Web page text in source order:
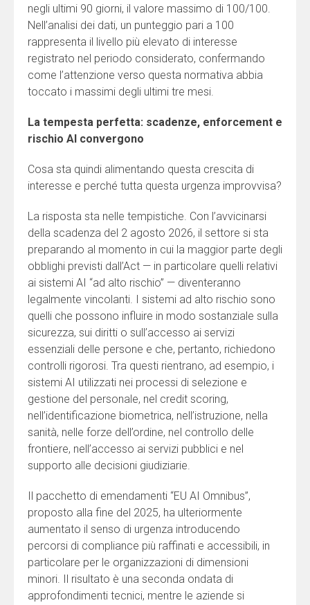
negli ultimi 90 giorni, il valore massimo di 100/100.
Nell’analisi dei dati, un punteggio pari a 100
rappresenta il livello più elevato di interesse
registrato nel periodo considerato, confermando
come l’attenzione verso questa normativa abbia
toccato i massimi degli ultimi tre mesi.
La tempesta perfetta: scadenze, enforcement e
rischio AI convergono
Cosa sta quindi alimentando questa crescita di
interesse e perché tutta questa urgenza improvvisa?
La risposta sta nelle tempistiche. Con l’avvicinarsi
della scadenza del 2 agosto 2026, il settore si sta
preparando al momento in cui la maggior parte degli
obblighi previsti dall’Act — in particolare quelli relativi
ai sistemi AI “ad alto rischio” — diventeranno
legalmente vincolanti. I sistemi ad alto rischio sono
quelli che possono influire in modo sostanziale sulla
sicurezza, sui diritti o sull’accesso ai servizi
essenziali delle persone e che, pertanto, richiedono
controlli rigorosi. Tra questi rientrano, ad esempio, i
sistemi AI utilizzati nei processi di selezione e
gestione del personale, nel credit scoring,
nell’identificazione biometrica, nell’istruzione, nella
sanità, nelle forze dell’ordine, nel controllo delle
frontiere, nell’accesso ai servizi pubblici e nel
supporto alle decisioni giudiziarie.
Il pacchetto di emendamenti “EU AI Omnibus”,
proposto alla fine del 2025, ha ulteriormente
aumentato il senso di urgenza introducendo
percorsi di compliance più raffinati e accessibili, in
particolare per le organizzazioni di dimensioni
minori. Il risultato è una seconda ondata di
approfondimenti tecnici, mentre le aziende si